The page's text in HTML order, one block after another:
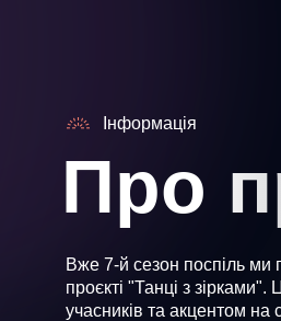
Інформація
Про
Вже 7-й сезон поспіль
проєкті "Танці з
учасників та акцентом на